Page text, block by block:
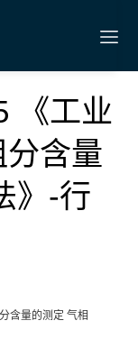
《工业
含量
》-行
含量的测定 气相